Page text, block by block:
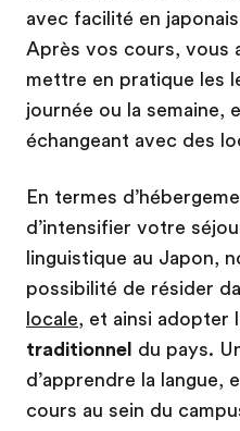
avec facilité en
Après vos cours, vous
mettre en pratique les
journée ou la semaine,
échangeant avec des
En termes
d’intensifier votre
linguistique au Japon,
possibilité de résider
locale, et ainsi adopter
traditionnel du pays.
d’apprendre la langue,
cours au sein du